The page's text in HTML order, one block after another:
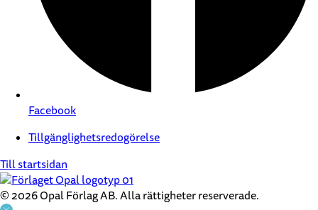
Facebook
Tillgänglighetsredogörelse
Till startsidan
© 2026 Opal Förlag AB. Alla rättigheter reserverade.